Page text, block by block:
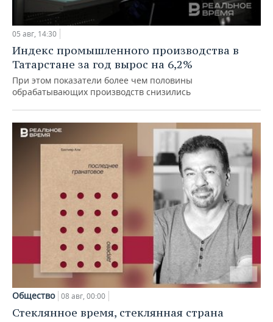
05 авг, 14:30
Индекс промышленного производства в
Татарстане за год вырос на 6,2%
При этом показатели более чем половины
обрабатывающих производств снизились
Общество 08 авг, 00:00
Стеклянное время, стеклянная страна